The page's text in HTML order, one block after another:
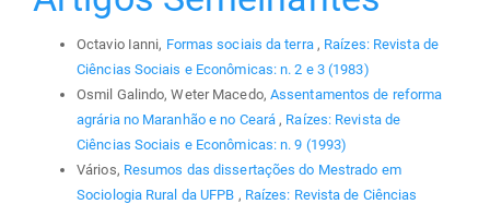
Octavio Ianni, Formas sociais da terra , Raízes: Revista de
Ciências Sociais e Econômicas: n. 2 e 3 (1983)
Osmil Galindo, Weter Macedo, Assentamentos de reforma
agrária no Maranhão e no Ceará , Raízes: Revista de
Ciências Sociais e Econômicas: n. 9 (1993)
Vários, Resumos das dissertações do Mestrado em
Sociologia Rural da UFPB , Raízes: Revista de Ciências